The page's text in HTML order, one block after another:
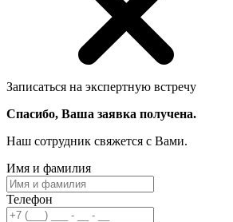
Записаться на экспертную встречу
Спасибо, Ваша заявка получена.
Наш сотрудник свяжется с Вами.
Имя и фамилия
Телефон